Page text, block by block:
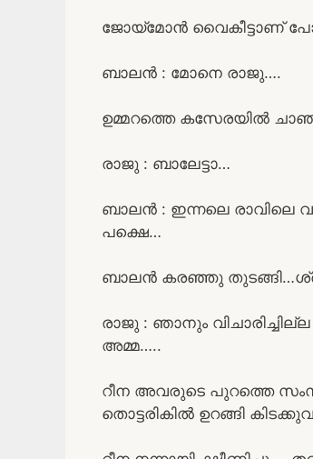
ജോയ്മോൻ വൈകീട്ടാണ്
ബാലൻ : മോനെ രാജു….
ഉമ്മറത്തെ കസേരയിൽ
രാജു : ബാലേട്ടാ…
ബാലൻ : ഇന്നലെ രാവിലെ
പക്ഷെ…
ബാലൻ കരഞ്ഞു
രാജു : ഞാനും
അമ്മ…..
റീന അവരുടെ പുറത്തെ
തൊട്ടരികിൽ ഉറങ്ങി